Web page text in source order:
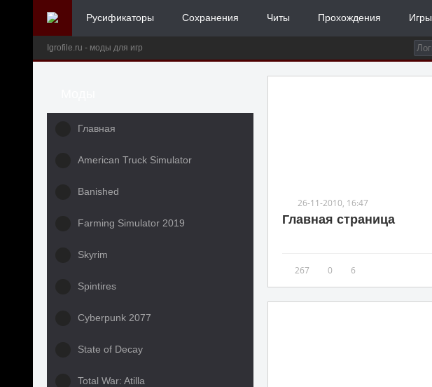
Русификаторы Сохранения Читы Прохождения Игры
Igrofile.ru - моды для игр
Главная
American Truck Simulator
Banished
Farming Simulator 2019
Skyrim
Spintires
Cyberpunk 2077
State of Decay
Total War: Atilla
26-11-2010, 16:47
Главная страница
267 0 6